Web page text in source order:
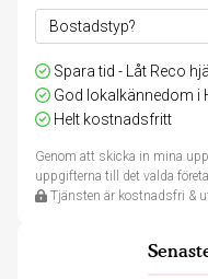
Spara tid - Låt Reco
God lokalkännedom i
Helt kostnadsfritt
Genom att skicka in mina
uppgifterna till det valda
Tjänsten är kostnadsfri &